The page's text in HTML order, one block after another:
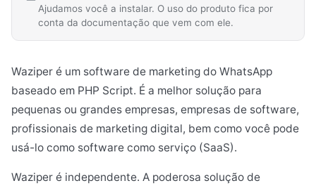
Ajudamos você a instalar. O uso do produto fica por
conta da documentação que vem com ele.
Waziper é um software de marketing do WhatsApp
baseado em PHP Script. É a melhor solução para
pequenas ou grandes empresas, empresas de software,
profissionais de marketing digital, bem como você pode
usá-lo como software como serviço (SaaS).
Waziper é independente. A poderosa solução de